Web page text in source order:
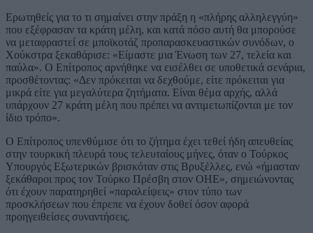
Ερωτηθείς για το τι σημαίνει στην πράξη η «πλήρης αλληλεγγύη»
που εξέφρασαν τα κράτη μέλη, και κατά πόσο αυτή θα μπορούσε
να μεταφραστεί σε μποϊκοτάζ προπαρασκευαστικών συνόδων, ο
Χούκστρα ξεκαθάρισε: «Είμαστε μια Ένωση των 27, τελεία και
παύλα». Ο Επίτροπος αρνήθηκε να εισέλθει σε υποθετικά σενάρια,
προσθέτοντας: «Δεν πρόκειται να δεχθούμε, είτε πρόκειται για
μικρά είτε για μεγαλύτερα ζητήματα. Είναι θέμα αρχής, αλλά
υπάρχουν 27 κράτη μέλη που πρέπει να αντιμετωπίζονται με τον
ίδιο τρόπο».
Ο Επίτροπος υπενθύμισε ότι το ζήτημα έχει τεθεί ήδη απευθείας
στην τουρκική πλευρά τους τελευταίους μήνες, όταν ο Τούρκος
Υπουργός Εξωτερικών βρισκόταν στις Βρυξέλλες, ενώ «ήμασταν
ξεκάθαροι προς τον Τούρκο Πρέσβη στον ΟΗΕ», σημειώνοντας
ότι έχουν παρατηρηθεί «παραλείψεις» στον τύπο των
προσκλήσεων που έπρεπε να έχουν δοθεί όσον αφορά
προηγειθείσες συναντήσεις.